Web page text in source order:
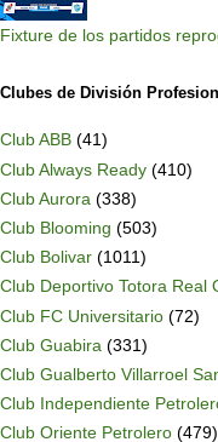
Fixture de los partidos
Clubes de División
Club ABB (41)
Club Always Ready (410)
Club Aurora (338)
Club Blooming (503)
Club Bolivar (1011)
Club Deportivo Totora Real
Club FC Universitario (72)
Club Guabira (331)
Club Gualberto Villarroel
Club Independiente
Club Oriente Petrolero (479)